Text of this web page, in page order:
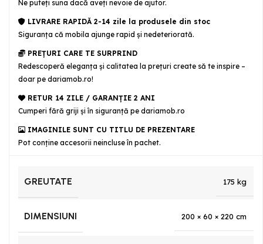
Ne puteţi suna dacă aveţi nevoie de ajutor.
LIVRARE RAPIDĂ 2-14 zile la produsele din stoc
Siguranţa că mobila ajunge rapid şi nedeteriorată.
PREȚURI CARE TE SURPRIND
Redescoperă eleganța și calitatea la prețuri create să te inspire –
doar pe dariamob.ro!
RETUR 14 ZILE / GARANŢIE 2 ANI
Cumperi fără griji şi în siguranţă pe dariamob.ro
IMAGINILE SUNT CU TITLU DE PREZENTARE
Pot conține accesorii neincluse în pachet.
GREUTATE 175 kg
DIMENSIUNI 200 × 60 × 220 cm